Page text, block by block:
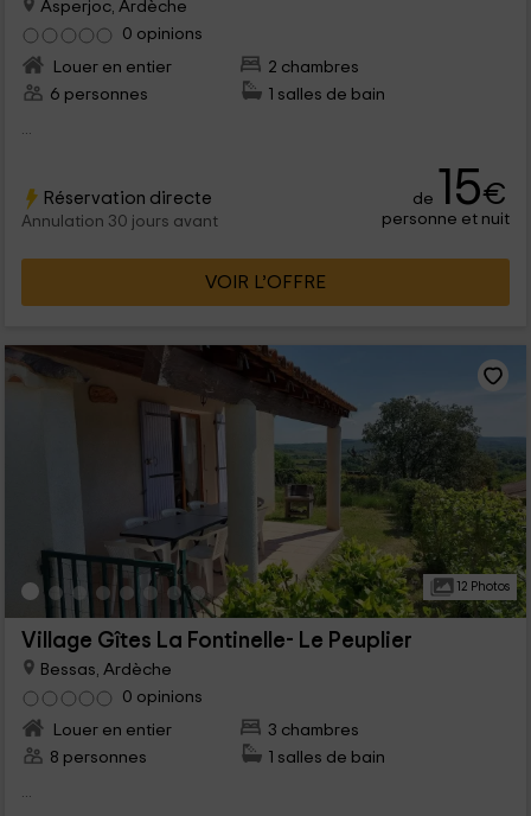
Asperjoc, Ardèche
0 opinions
Louer en entier
2 chambres
6 personnes
1 salles de bain
Réservation directe
Annulation 30 jours avant
de 15€
personne et nuit
VOIR L’OFFRE
12 Photos
Village Gîtes La Fontinelle- Le Peuplier
Bessas, Ardèche
0 opinions
Louer en entier
3 chambres
8 personnes
1 salles de bain
...